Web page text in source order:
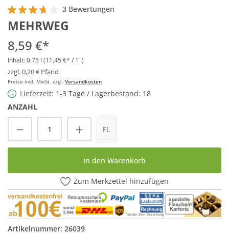
Durchschnittliche Bewertung von 3.6 von 5 Sternen
3 Bewertungen
MEHRWEG
8,59 €*
Inhalt:0.75 l (11,45 €* / 1 l)
zzgl. 0,20 € Pfand
Preise inkl. MwSt. zzgl. Versandkosten
Lieferzeit: 1-3 Tage / Lagerbestand: 18
ANZAHL
Produkt Anzahl: Gib den gewünschten
Fl.
In den Warenkorb
Zum Merkzettel hinzufügen
Artikelnummer: 26039